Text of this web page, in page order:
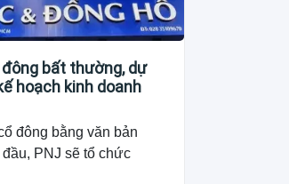
bất thường, dự
hoạch kinh doanh
đông bằng văn bản
PNJ sẽ tổ chức